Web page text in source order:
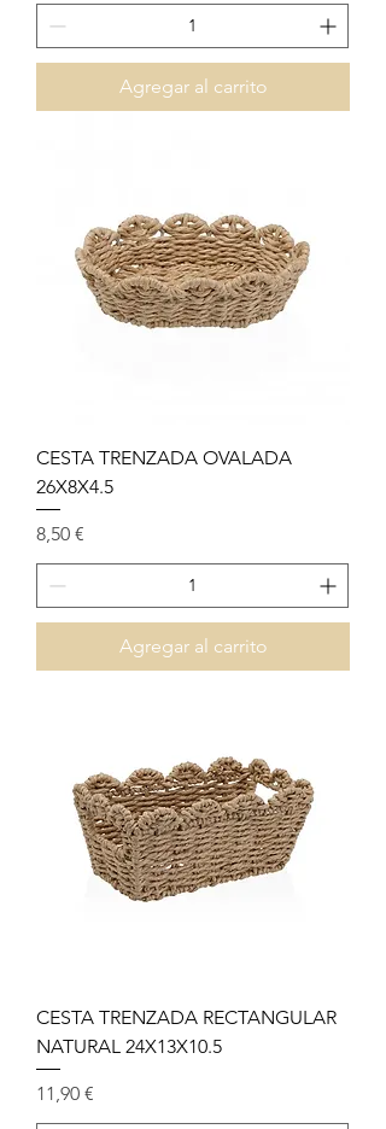
Agregar al carrito
CESTA TRENZADA OVALADA
26X8X4.5
Precio
8,50 €
Agregar al carrito
CESTA TRENZADA RECTANGULAR
NATURAL 24X13X10.5
Precio
11,90 €